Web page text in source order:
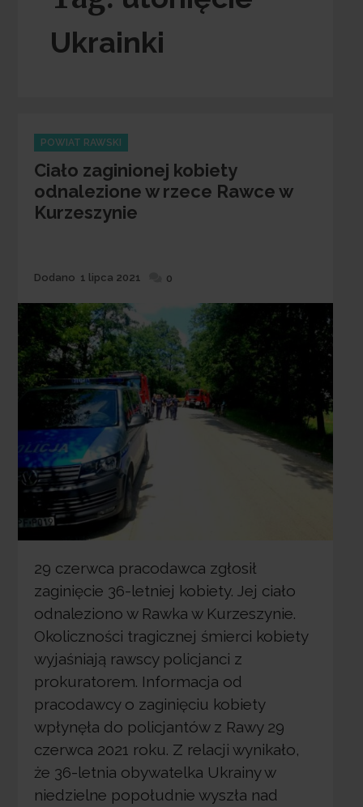
Ukrainki
Categories
POWIAT RAWSKI
Ciało zaginionej kobiety
odnalezione w rzece Rawce w
Kurzeszynie
Dodane
Dodano 1 lipca 2021 0
29 czerwca pracodawca zgłosił
zaginięcie 36-letniej kobiety. Jej ciało
odnaleziono w Rawka w Kurzeszynie.
Okoliczności tragicznej śmierci kobiety
wyjaśniają rawscy policjanci z
prokuratorem. Informacja od
pracodawcy o zaginięciu kobiety
wpłynęła do policjantów z Rawy 29
czerwca 2021 roku. Z relacji wynikało,
że 36-letnia obywatelka Ukrainy w
niedzielne popołudnie wyszła nad